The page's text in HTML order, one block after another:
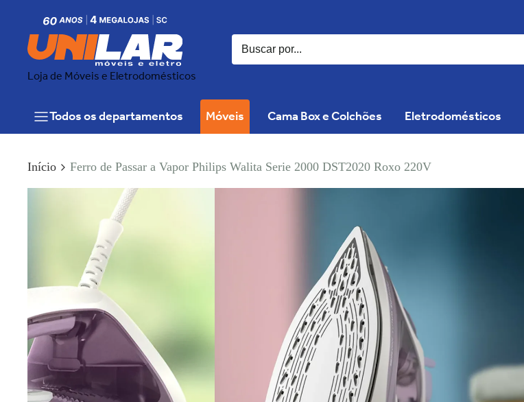
Loja de Móveis e Eletrodomésticos
Todos os departamentos Móveis Cama Box e Colchões Eletrodomésticos
Início Ferro de Passar a Vapor Philips Walita Serie 2000 DST2020 Roxo 220V